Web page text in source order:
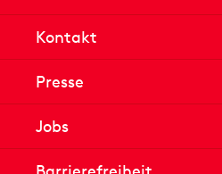
Kontakt
Presse
Jobs